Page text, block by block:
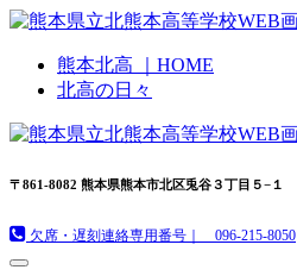
熊本北高 ｜HOME
北高の日々
〒861-8082 熊本県熊本市北区兎谷３丁目５−１
欠席・遅刻連絡専用番号｜ 096-215-8050